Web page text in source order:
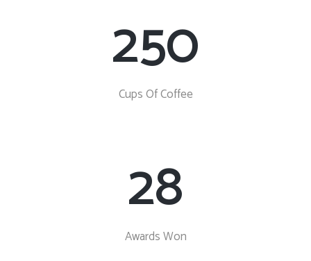
250
Cups Of Coffee
28
Awards Won